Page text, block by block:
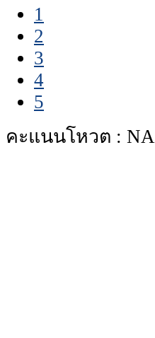
1
2
3
4
5
คะแนนโหวต :